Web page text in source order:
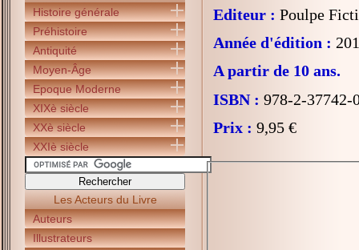
Histoire générale
Préhistoire
Antiquité
Moyen-Âge
Epoque Moderne
XIXè siècle
XXè siècle
XXIè siècle
Les Acteurs du Livre
Auteurs
Illustrateurs
Editeur : Poulpe
Année d'édition :
A partir de 10 ans.
ISBN : 978-2-37742-
Prix : 9,95 €